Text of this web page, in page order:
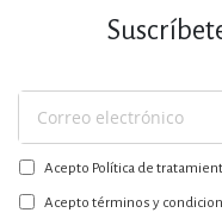
Suscríbase
a
nuestro
boletín:
Acepto Política de
Acepto términos y